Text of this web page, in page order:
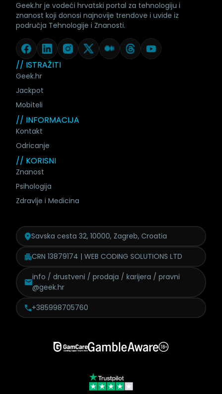
// ISTRAŽITI
Geek.hr
Jackpot
Mobiteli
// INFORMACIJA
Kontakt
Odricanje
// KORISNI
Znanost
Psihologija
Zdravlje i Medicina
Geek.hr je vodeći hrvatski portal za tehnologiju i
znanost koji donosi najnovije trendove i uvide iz
područja Tehnologije i Znanosti.
Savska cesta 32, 10000, Zagreb, Croatia
CRN 13879174 | WEB CODING SOLUTIONS LTD
info / drustveni / prodaja / karijera / pravni
@geek.hr
+385998705760